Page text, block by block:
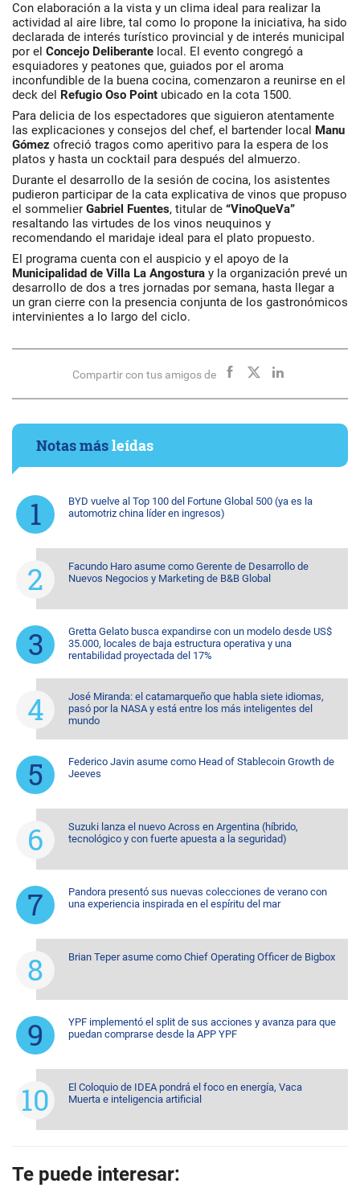
Con elaboración a la vista y un clima ideal para realizar la
actividad al aire libre, tal como lo propone la iniciativa, ha sido
declarada de interés turístico provincial y de interés municipal
por el Concejo Deliberante local. El evento congregó a
esquiadores y peatones que, guiados por el aroma
inconfundible de la buena cocina, comenzaron a reunirse en el
deck del Refugio Oso Point ubicado en la cota 1500.
Para delicia de los espectadores que siguieron atentamente
las explicaciones y consejos del chef, el bartender local Manu
Gómez ofreció tragos como aperitivo para la espera de los
platos y hasta un cocktail para después del almuerzo.
Durante el desarrollo de la sesión de cocina, los asistentes
pudieron participar de la cata explicativa de vinos que propuso
el sommelier Gabriel Fuentes, titular de “VinoQueVa”
resaltando las virtudes de los vinos neuquinos y
recomendando el maridaje ideal para el plato propuesto.
El programa cuenta con el auspicio y el apoyo de la
Municipalidad de Villa La Angostura y la organización prevé un
desarrollo de dos a tres jornadas por semana, hasta llegar a
un gran cierre con la presencia conjunta de los gastronómicos
intervinientes a lo largo del ciclo.
Compartir con tus amigos de
Notas másleídas
BYD vuelve al Top 100 del Fortune Global 500 (ya es la
automotriz china líder en ingresos)
Facundo Haro asume como Gerente de Desarrollo de
Nuevos Negocios y Marketing de B&B Global
Gretta Gelato busca expandirse con un modelo desde US$
35.000, locales de baja estructura operativa y una
rentabilidad proyectada del 17%
José Miranda: el catamarqueño que habla siete idiomas,
pasó por la NASA y está entre los más inteligentes del
mundo
Federico Javin asume como Head of Stablecoin Growth de
Jeeves
Suzuki lanza el nuevo Across en Argentina (híbrido,
tecnológico y con fuerte apuesta a la seguridad)
Pandora presentó sus nuevas colecciones de verano con
una experiencia inspirada en el espíritu del mar
Brian Teper asume como Chief Operating Officer de Bigbox
YPF implementó el split de sus acciones y avanza para que
puedan comprarse desde la APP YPF
El Coloquio de IDEA pondrá el foco en energía, Vaca
Muerta e inteligencia artificial
Te puede interesar: